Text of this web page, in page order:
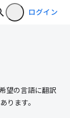
ログイン
望の言語に翻訳
ります。